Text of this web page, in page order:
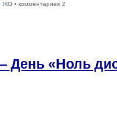
ЖО • комментариев 2
День «Ноль